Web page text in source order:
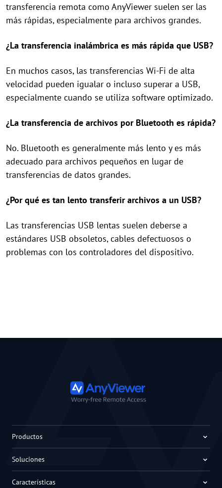
transferencia remota como AnyViewer suelen ser las
más rápidas, especialmente para archivos grandes.
¿La transferencia inalámbrica es más rápida que USB?
En muchos casos, las transferencias Wi-Fi de alta
velocidad pueden igualar o incluso superar a USB,
especialmente cuando se utiliza software optimizado.
¿La transferencia de archivos por Bluetooth es rápida?
No. Bluetooth es generalmente más lento y es más
adecuado para archivos pequeños en lugar de
transferencias de datos grandes.
¿Por qué es tan lento transferir archivos a un USB?
Las transferencias USB lentas suelen deberse a
estándares USB obsoletos, cables defectuosos o
problemas con los controladores del dispositivo.
Productos
Soluciones
Características